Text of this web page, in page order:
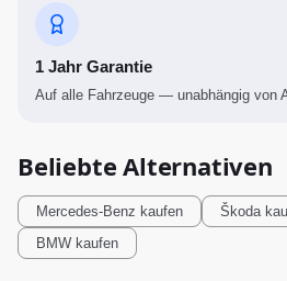
1 Jahr Garantie
Auf alle Fahrzeuge — unabhängig von
Beliebte Alternativen
Mercedes-Benz kaufen Škoda
BMW kaufen